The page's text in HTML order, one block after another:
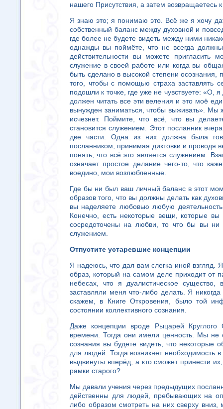
нашего Присутствия, а затем возвращаетесь
Я знаю это; я понимаю это. Всё же я хочу
собственный баланс между духовной и
где более не будете видеть между ними
однажды вы поймёте, что не всегда
действительности вы можете пригласить
служение в своей работе или когда вы
быть сделано в высокой степени
того, чтобы с помощью страха
подошли к точке, где уже не чувствуете: «О,
должен читать все эти веления и это моё
вынужден заниматься, чтобы выживать». Мы
исчезнет. Поймите, что всё, что вы
становится служением. Этот посланник
две части. Одна из них должна была
посланником, принимая диктовки и проводя
понять, что всё это является служением.
означает простое делание чего-то, что
воедино, мои возлюбленные.
Где бы ни был ваш личный баланс в этот
образов того, что вы должны делать как
вы наделяете любовью любую
Конечно, есть некоторые вещи, которые
сосредоточены на любви, то что бы вы
служением.
Отпустите устаревшие концепции
Я надеюсь, что дал вам слегка иной взгляд.
образ, который на самом деле приходит от
небесах, что я дуалистическое
заставляли меня что-либо делать. Я
скажем, в Книге Откровения, было той
состоянии коллективного сознания.
Даже концепции вроде Рыцарей
времени. Тогда они имели ценность. Мы
сознания вы будете видеть, что некоторые
для людей. Тогда возникнет
выдвинуты вперёд, а кто сможет принести
рамки старого?
Мы давали учения через предыдущих
действенны для людей, пребывающих на
либо образом смотреть на них сверху